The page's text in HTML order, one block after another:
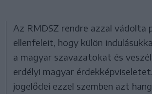
Az RMDSZ rendre azzal vádolta
ellenfeleit, hogy külön
a magyar szavazatokat és
erdélyi magyar
jogelődei ezzel szemben azt